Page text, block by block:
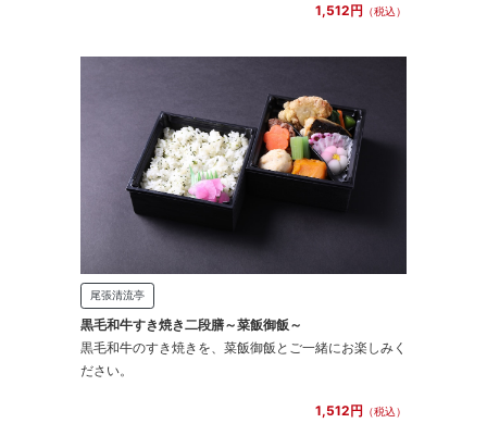
1,512円 （税込）
尾張清流亭
黒毛和牛すき焼き二段膳～菜飯御飯～
黒毛和牛のすき焼きを、菜飯御飯とご一緒にお楽しみく
ださい。
1,512円 （税込）